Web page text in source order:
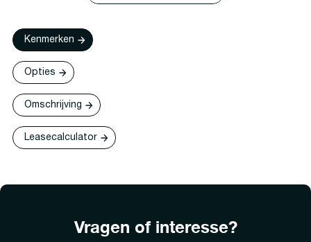
Kenmerken
Opties
Omschrijving
Leasecalculator
Vragen of interesse?